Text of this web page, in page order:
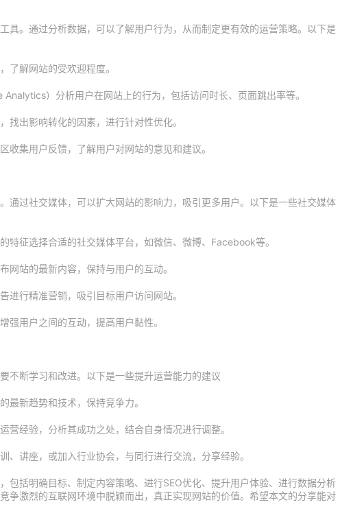
具。通过分析数据，可以了解用户行为，从而制定更有效的运营策略。以下是
了解网站的受欢迎程度。
）分析用户在网站上的行为，包括访问时长、页面跳出率等。
找出影响转化的因素，进行针对性优化。
收集用户反馈，了解用户对网站的意见和建议。
通过社交媒体，可以扩大网站的影响力，吸引更多用户。以下是一些社交媒体
特征选择合适的社交媒体平台，如微信、微博、Facebook等。
网站的最新内容，保持与用户的互动。
进行精准营销，吸引目标用户访问网站。
强用户之间的互动，提高用户黏性。
不断学习和改进。以下是一些提升运营能力的建议
最新趋势和技术，保持竞争力。
营经验，分析其成功之处，结合自身情况进行调整。
、讲座，或加入行业协会，与同行进行交流，分享经验。
包括明确目标、制定内容策略、进行SEO优化、提升用户体验、进行数据分析
争激烈的互联网环境中脱颖而出，真正实现网站的价值。希望本文的分享能对